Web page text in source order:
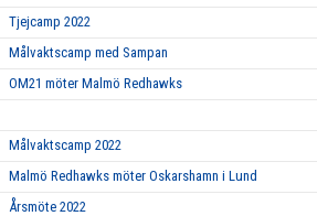
Tjejcamp 2022
Målvaktscamp med Sampan
OM21 möter Malmö Redhawks
Målvaktscamp 2022
Malmö Redhawks möter Oskarshamn i Lund
Årsmöte 2022